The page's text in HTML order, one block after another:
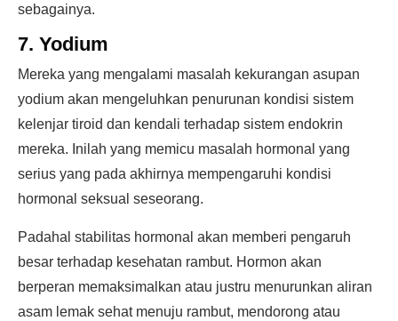
sebagainya.
7. Yodium
Mereka yang mengalami masalah kekurangan asupan
yodium akan mengeluhkan penurunan kondisi sistem
kelenjar tiroid dan kendali terhadap sistem endokrin
mereka. Inilah yang memicu masalah hormonal yang
serius yang pada akhirnya mempengaruhi kondisi
hormonal seksual seseorang.
Padahal stabilitas hormonal akan memberi pengaruh
besar terhadap kesehatan rambut. Hormon akan
berperan memaksimalkan atau justru menurunkan aliran
asam lemak sehat menuju rambut, mendorong atau